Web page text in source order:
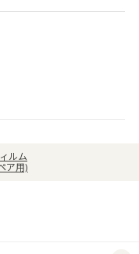
ルム
ア用)